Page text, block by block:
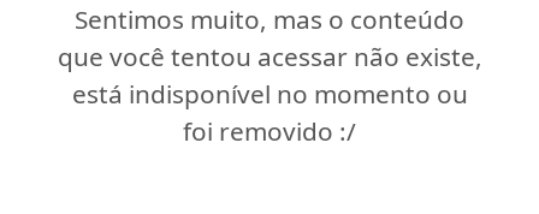
Sentimos muito, mas o conteúdo
que você tentou acessar não existe,
está indisponível no momento ou
foi removido :/